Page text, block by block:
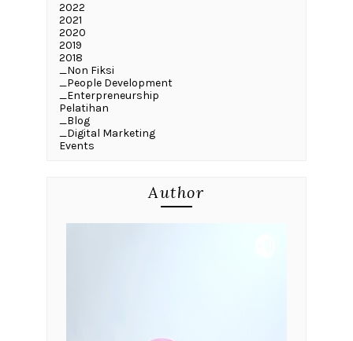
2022
2021
2020
2019
2018
_Non Fiksi
_People Development
_Enterpreneurship
Pelatihan
_Blog
_Digital Marketing
Events
Author